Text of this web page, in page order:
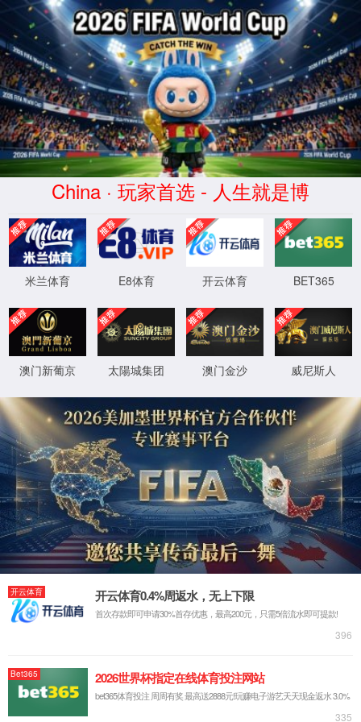
BB贝博艾弗森官网
股票代码：301628
材料清单
关于BB贝博艾弗森
产品展示
制造与技术
联系我们
投资者关系